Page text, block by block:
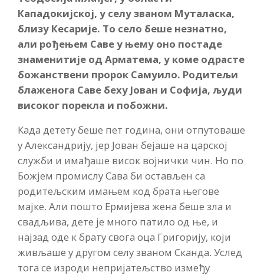
Кападокијској, у селу званом Муталаска,
близу Кесарије. То село беше незнатно,
али рођењем Саве у њему оно постаде
знаменитије од Арматема, у коме одрасте
божанствени пророк Самуило. Родитељи
блаженога Саве беху Јован и Софија, људи
високог порекла и побожни.
Када детету беше пет година, они отпутоваше
у Александрију, јер Јован бејаше на царској
служби и имађаше висок војнички чин. Но по
Божјем промислу Сава би остављен са
родитељским имањем код брата његове
мајке. Али пошто Ермијева жена беше зла и
свадљива, дете је много патило од ње, и
најзад оде к брату свога оца Григорију, који
живљаше у другом селу званом Сканда. Услед
тога се изроди непријатељство између